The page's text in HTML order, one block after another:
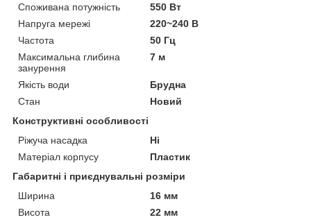
Споживана потужність
550 Вт
Напруга мережі
220~240 В
Частота
50 Гц
Максимальна глибина
занурення
7 м
Якість води
Брудна
Стан
Новий
Конструктивні особливості
Ріжуча насадка
Ні
Матеріал корпусу
Пластик
Габаритні і приєднувальні розміри
Ширина
16 мм
Висота
22 мм